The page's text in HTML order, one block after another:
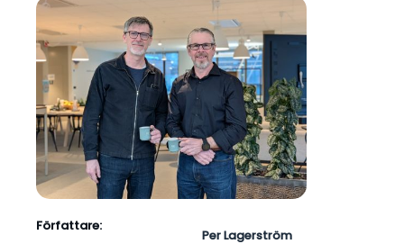
Författare:
Per Lagerström